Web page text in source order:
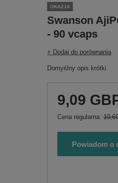
OKAZJA
Swanson
- 90 vcaps
+ Dodaj do porównania
Domyślny opis krótki
9,09
Cena regularna:
Powiadom o